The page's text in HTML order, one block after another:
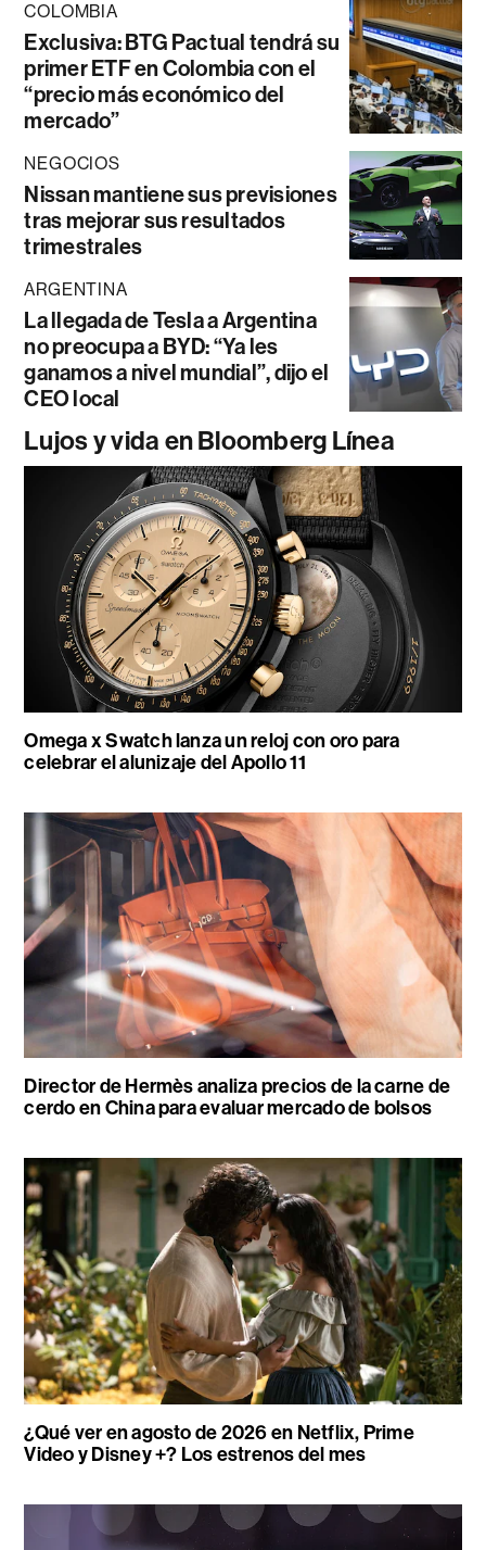
COLOMBIA
Exclusiva: BTG Pactual tendrá su
primer ETF en Colombia con el
“precio más económico del
mercado”
NEGOCIOS
Nissan mantiene sus previsiones
tras mejorar sus resultados
trimestrales
ARGENTINA
La llegada de Tesla a Argentina
no preocupa a BYD: “Ya les
ganamos a nivel mundial”, dijo el
CEO local
Lujos y vida en Bloomberg Línea
Omega x Swatch lanza un reloj con oro para
celebrar el alunizaje del Apollo 11
Director de Hermès analiza precios de la carne de
cerdo en China para evaluar mercado de bolsos
¿Qué ver en agosto de 2026 en Netflix, Prime
Video y Disney +? Los estrenos del mes